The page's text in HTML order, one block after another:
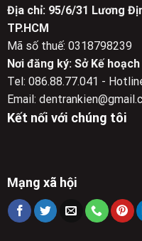
Địa chỉ: 95/6/31 Lương
TP.HCM
Mã số thuế: 0318798239
Nơi đăng ký: Sở Kế
Tel: 086.88.77.041 -
Email:
Kết nối với chúng tôi
Mạng xã hội